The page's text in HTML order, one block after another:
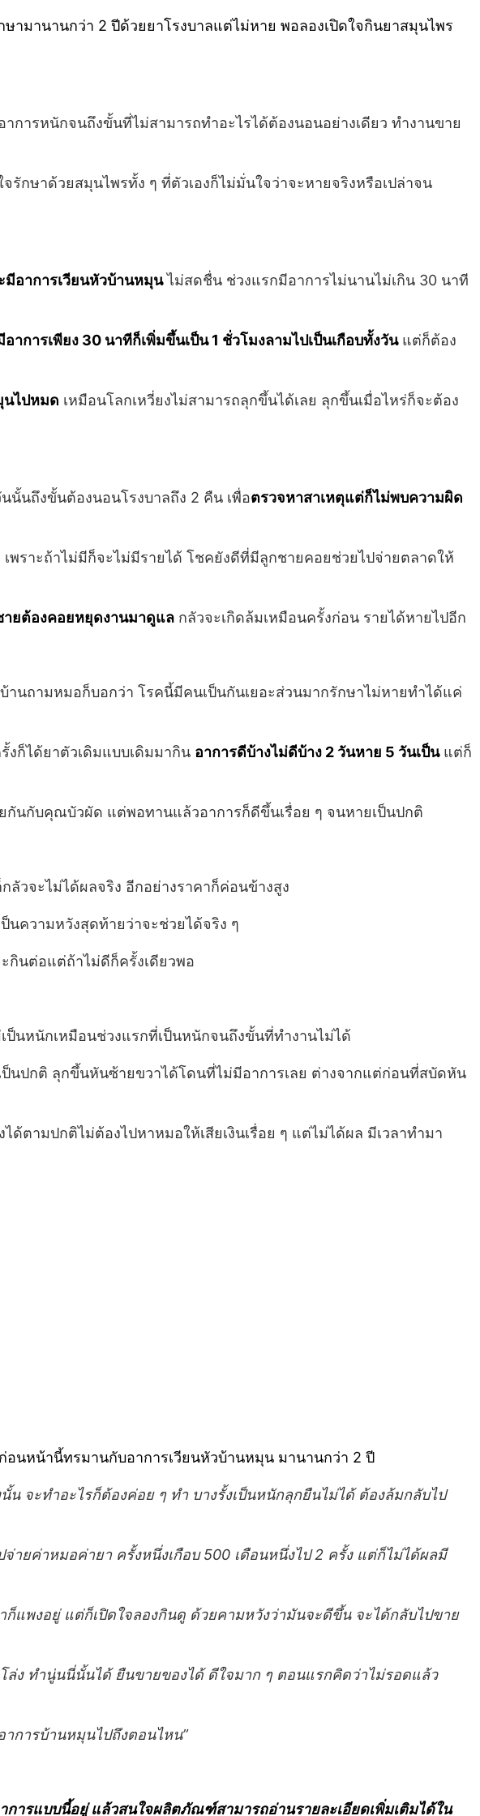
ามานานกว่า 2 ปีด้วยยาโรงบาลแต่ไม่หาย พอลองเปิดใจกินยาสมุนไพร
ารหนักจนถึงขั้นที่ไม่สามารถทำอะไรได้ต้องนอนอย่างเดียว ทำงานขาย
กษาด้วยสมุนไพรทั้ง ๆ ที่ตัวเองก็ไม่มั่นใจว่าจะหายจริงหรือเปล่าจน
อาการเวียนหัวบ้านหมุนไม่สดชื่น ช่วงแรกมีอาการไม่นานไม่เกิน 30 นาที
าการเพียง 30 นาทีก็เพิ่มขึ้นเป็น 1 ชั่วโมงลามไปเป็นเกือบทั้งวันแต่ก็ต้อง
นไปหมด เหมือนโลกเหวี่ยงไม่สามารถลุกขึ้นได้เลย ลุกขึ้นเมื่อไหร่ก็จะต้อง
นถึงขั้นต้องนอนโรงบาลถึง 2 คืน เพื่อตรวจหาสาเหตุแต่ก็ไม่พบความผิด
ราะถ้าไม่มีก็จะไม่มีรายได้ โชคยังดีที่มีลูกชายคอยช่วยไปจ่ายตลาดให้
ายต้องคอยหยุดงานมาดูแล กลัวจะเกิดล้มเหมือนครั้งก่อน รายได้หายไปอีก
นถามหมอก็บอกว่า โรคนี้มีคนเป็นกันเยอะส่วนมากรักษาไม่หายทำได้แค่
งก็ได้ยาตัวเดิมแบบเดิมมากิน อาการดีบ้างไม่ดีบ้าง 2 วันหาย 5 วันเป็นแต่ก็
นกับคุณบัวผัด แต่พอทานแล้วอาการก็ดีขึ้นเรื่อย ๆ จนหายเป็นปกติ
วจะไม่ได้ผลจริง อีกอย่างราคาก็ค่อนข้างสูง
ป็นความหวังสุดท้ายว่าจะช่วยได้จริง ๆ
กินต่อแต่ถ้าไม่ดีก็ครั้งเดียวพอ
ป็นหนักเหมือนช่วงแรกที่เป็นหนักจนถึงขั้นที่ทำงานไม่ได้
นปกติ ลุกขึ้นหันซ้ายขวาได้โดนที่ไม่มีอาการเลย ต่างจากแต่ก่อนที่สบัดหัน
ตามปกติไม่ต้องไปหาหมอให้เสียเงินเรื่อย ๆ แต่ไม่ได้ผล มีเวลาทำมา
นหน้านี้ทรมานกับอาการเวียนหัวบ้านหมุน มานานกว่า 2 ปี
จะทำอะไรก็ต้องค่อย ๆ ทำ บางรั้งเป็นหนักลุกยืนไม่ได้ ต้องล้มกลับไป
ายค่าหมอค่ายา ครั้งหนึ่งเกือบ 500 เดือนหนึ่งไป 2 ครั้ง แต่ก็ไม่ได้ผลมี
แพงอยู่ แต่ก็เปิดใจลองกินดู ด้วยคามหวังว่ามันจะดีขึ้น จะได้กลับไปขาย
ง ทำนู่นนี่นั้นได้ ยืนขายของได้ ดีใจมาก ๆ ตอนแรกคิดว่าไม่รอดแล้ว
การบ้านหมุนไปถึงตอนไหน”
ารแบบนี้อยู่ แล้วสนใจผลิตภัณฑ์สามารถอ่านรายละเอียดเพิ่มเติมได้ใน